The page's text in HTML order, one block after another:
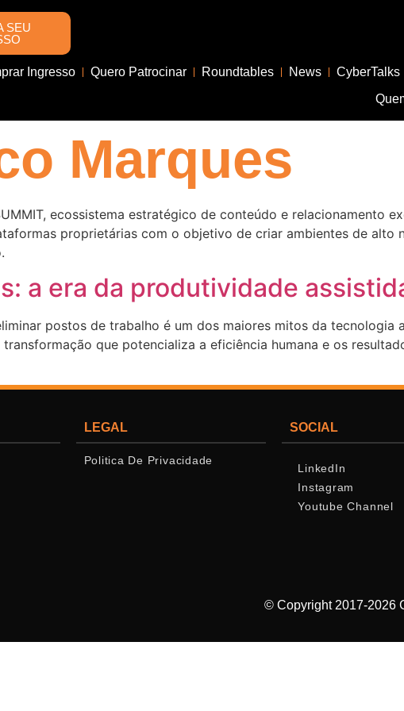
SEU
Ingresso Quero Patrocinar Roundtables News CyberTalks
Marques
ecossistema estratégico de conteúdo e relacionamento
proprietárias com o objetivo de criar ambientes de alto
a era da produtividade
postos de trabalho é um dos maiores mitos da tecnologia
que potencializa a eficiência humana e os
LEGAL
Politica De Privacidade
SOCIAL
LinkedIn
Instagram
Youtube Channel
© Copyright 2017-2026